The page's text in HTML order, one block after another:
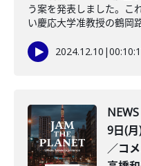
う案を発表しました。こ
い慶応大学准教授の鶴岡
2024.12.10 |
9日(
／コ